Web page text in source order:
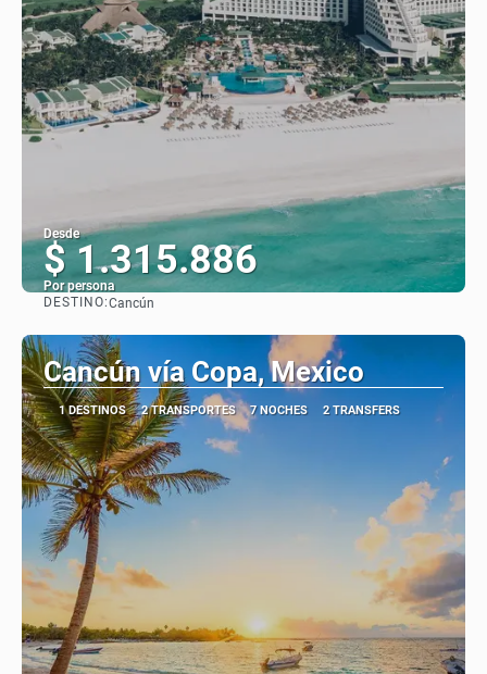
Desde
$ 1.315.886
Por persona
DESTINO:Cancún
Cancún vía Copa, Mexico
1 DESTINOS 2 TRANSPORTES 7 NOCHES 2 TRANSFERS